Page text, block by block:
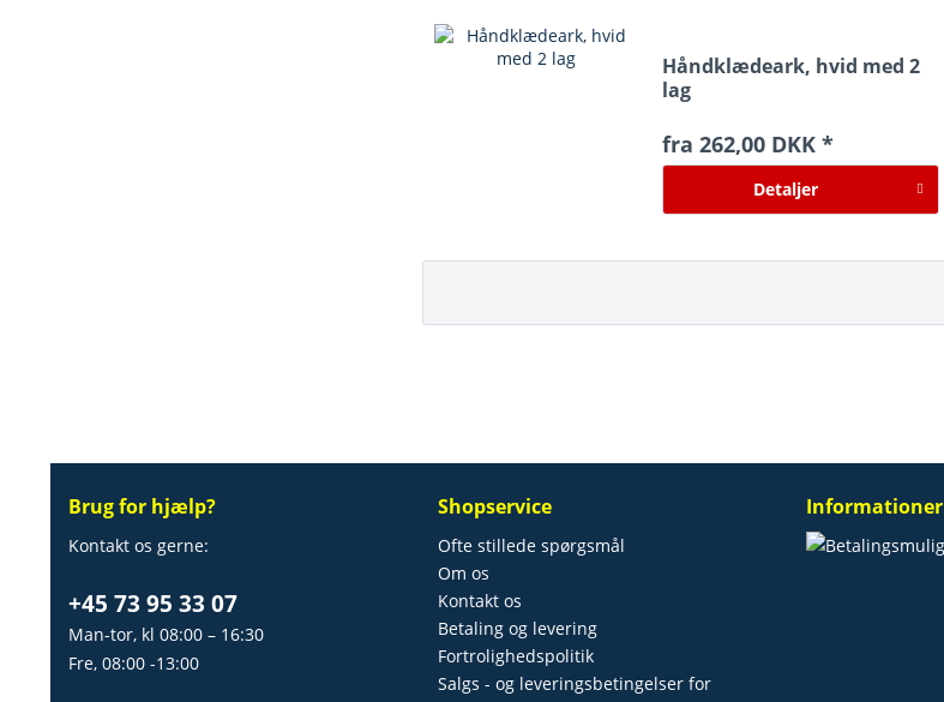
Håndklædeark, hvid med 2
lag
fra 262,00 DKK *
Detaljer
Brug for hjælp?
Kontakt os gerne:
+45 73 95 33 07
Man-tor, kl 08:00 – 16:30
Fre, 08:00 -13:00
Shopservice
Ofte stillede spørgsmål
Om os
Kontakt os
Betaling og levering
Fortrolighedspolitik
Salgs - og leveringsbetingelser for
Informationer